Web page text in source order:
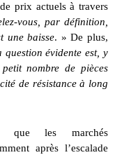
prix actuels à travers
vous, par définition,
une baisse. » De plus,
question évidente est, y
nombre de pièces
de résistance à long
que les marchés
après l’escalade